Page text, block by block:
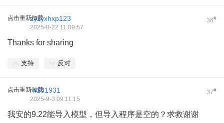
点击重新加载 36#
zyzyxhxp123
2025-8-22 11:09:57
Thanks for sharing
支持 反对
点击重新加载 37#
rh131931
2025-9-3 09:11:15
我安的9.22能导入模型，但导入程序是空的？求救谢谢